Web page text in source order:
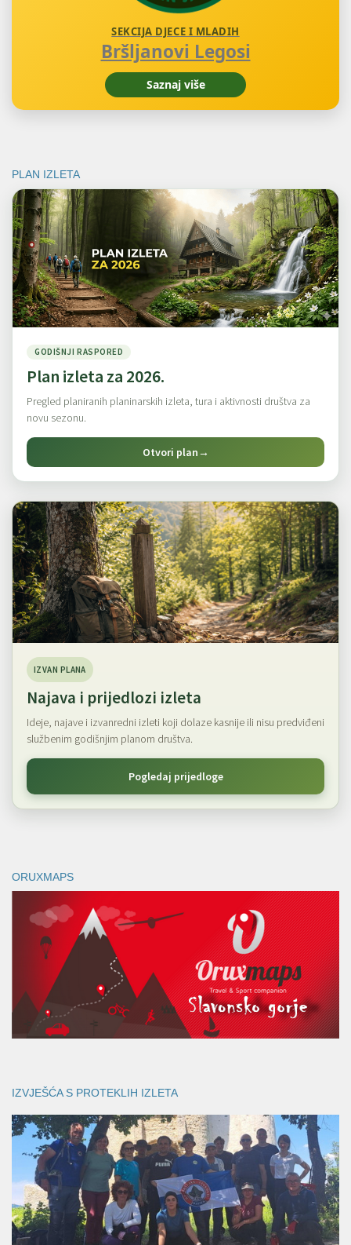
SEKCIJA DJECE I MLADIH
Bršljanovi Legosi
Saznaj više
PLAN IZLETA
GODIŠNJI RASPORED
Plan izleta za 2026.
Pregled planiranih planinarskih izleta, tura i aktivnosti društva za
novu sezonu.
Otvori plan→
IZVAN PLANA
Najava i prijedlozi izleta
Ideje, najave i izvanredni izleti koji dolaze kasnije ili nisu predviđeni
službenim godišnjim planom društva.
Pogledaj prijedloge
ORUXMAPS
IZVJEŠĆA S PROTEKLIH IZLETA